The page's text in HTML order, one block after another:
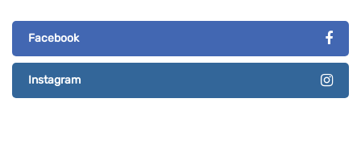
Facebook
Instagram